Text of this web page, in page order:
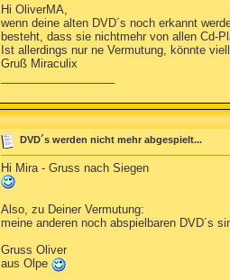
Hi OliverMA,
wenn deine alten DVD´s noch erkannt
besteht, dass sie nichtmehr von allen Cd-
Ist allerdings nur ne Vermutung, könnte
Gruß Miraculix
DVD´s werden nicht mehr abgespielt...
Hi Mira - Gruss nach Siegen
Also, zu Deiner Vermutung:
meine anderen noch abspielbaren DVD´s
Gruss Oliver
aus Olpe